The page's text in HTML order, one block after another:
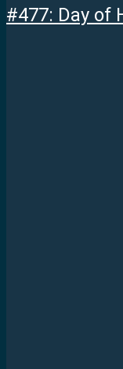
#477: Day of